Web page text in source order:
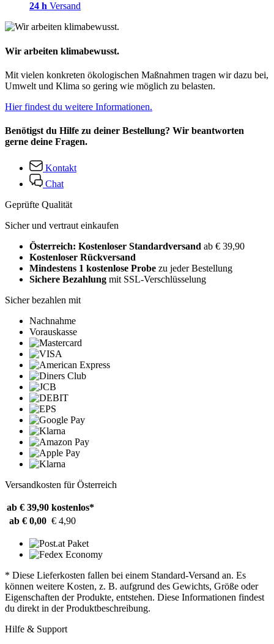
24 h Versand
Wir arbeiten klimabewusst.
Mit vielen konkreten ökologischen Maßnahmen tragen wir dazu bei,
Umwelt und Klima so gering wie möglich zu belasten.
Hier findest du weitere Informationen.
Benötigst du Hilfe zu deiner Bestellung? Wir beantworten
gerne deine Fragen.
Kontakt
Chat
Geprüfte Qualität
Sicher und vertraut einkaufen
Österreich: Kostenloser Standardversand ab € 39,90
Kostenloser Rückversand
Mindestens 1 kostenlose Probe zu jeder Bestellung
Sichere Bezahlung mit SSL-Verschlüsselung
Sicher bezahlen mit
Nachnahme
Vorauskasse
Versandkosten für Österreich
ab € 39,90 kostenlos*
ab € 0,00 € 4,90
* Diese Lieferkosten fallen bei einem Standard-Versand an. Es
können weitere Kosten, z. B. aufgrund des Gewichts, Größe oder
Eigenschaften der Produkte, entstehen. Diese Informationen findest
du direkt in der Produktbeschreibung.
Hilfe & Support